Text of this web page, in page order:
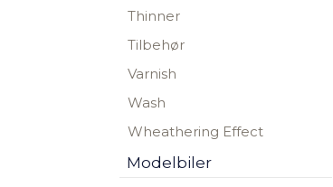
Thinner
Tilbehør
Varnish
Wash
Wheathering Effect
Modelbiler